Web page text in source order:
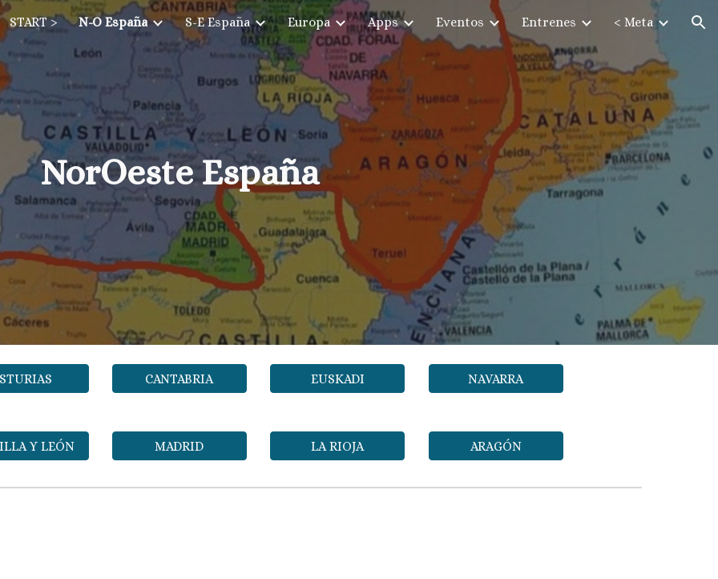
to main content Skip to navigation
START > N-O España S-E España Europa Apps Eventos Entrenes < Meta
NorOeste España
CANTABRIA EUSKADI NAVARRA
Y LEÓN MADRID LA RIOJA ARAGÓN